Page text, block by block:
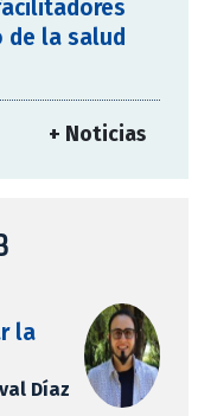
de la salud
+ Noticias
la
Díaz